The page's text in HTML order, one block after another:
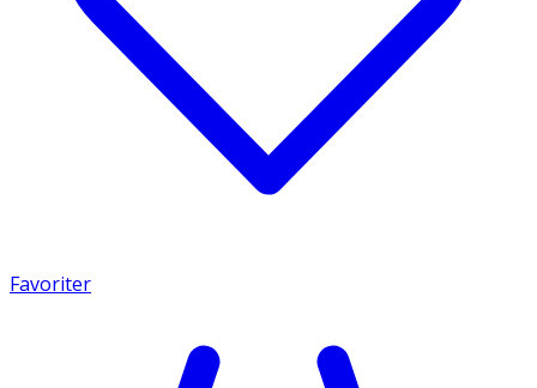
Favoriter